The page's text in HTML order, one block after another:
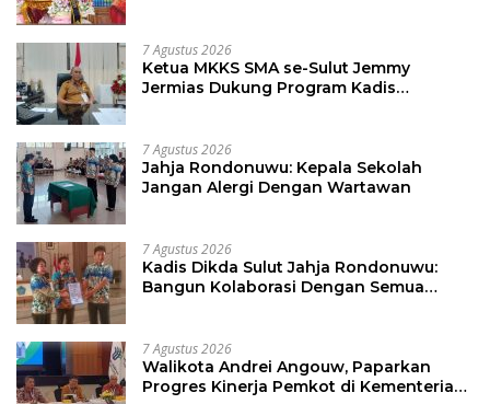
7 Agustus 2026
Ketua MKKS SMA se-Sulut Jemmy
Jermias Dukung Program Kadis
7 Agustus 2026
Jahja Rondonuwu: Kepala Sekolah
Jangan Alergi Dengan Wartawan
7 Agustus 2026
Kadis Dikda Sulut Jahja Rondonuwu:
Bangun Kolaborasi Dengan Semua
7 Agustus 2026
Walikota Andrei Angouw, Paparkan
Progres Kinerja Pemkot di Kementerian